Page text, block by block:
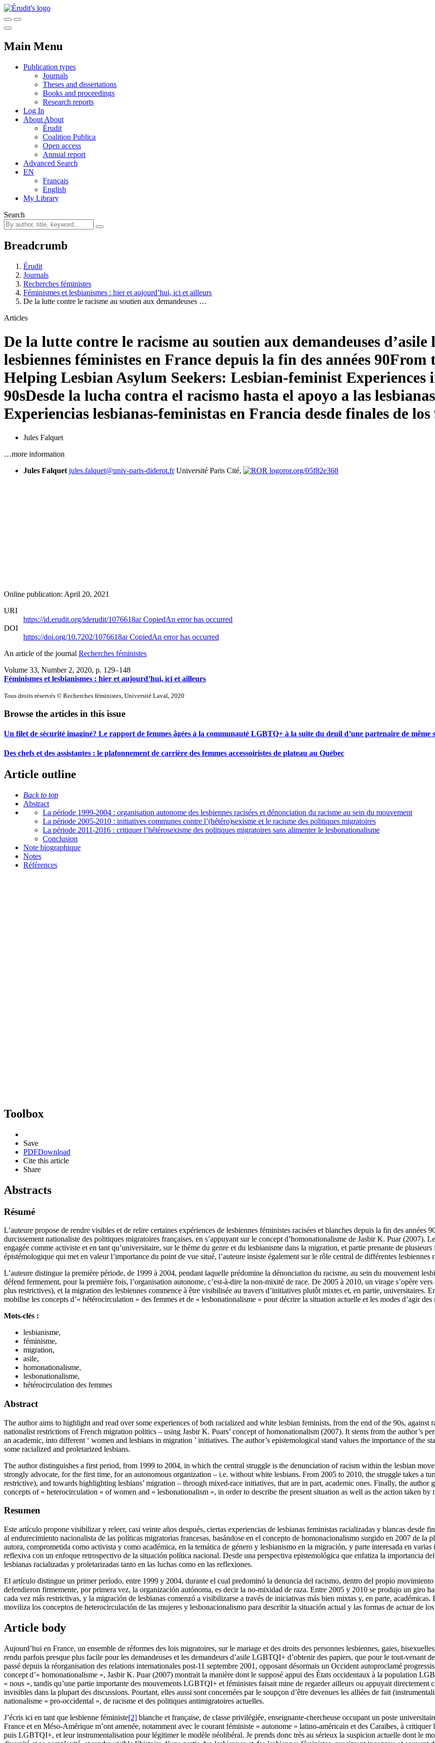
Main Menu
Publication types
Journals
Theses and dissertations
Books and proceedings
Research reports
Log In
About About
Érudit
Coalition Publica
Open access
Annual report
Advanced Search
EN
Français
English
My Library
Search
Breadcrumb
Érudit
Journals
Recherches féministes
Féminismes et lesbianismes : hier et aujourd’hui, ici et ailleurs
De la lutte contre le racisme au soutien aux demandeuses …
Articles
De la lutte contre le racisme au soutien aux demandeuses d’asile
lesbiennes féministes en France depuis la fin des années 90From
Helping Lesbian Asylum Seekers: Lesbian-feminist Experiences
90sDesde la lucha contra el racismo hasta el apoyo a las
Experiencias lesbianas-feministas en Francia desde finales de los
Jules Falquet
…more information
Jules Falquet jules.falquet@univ-paris-diderot.fr Université Paris Cité, ror.org/05f82e368
Online publication: April 20, 2021
URI
https://id.erudit.org/iderudit/1076618arCopiedAn error has occurred
DOI
https://doi.org/10.7202/1076618arCopiedAn error has occurred
An article of the journal Recherches féministes
Volume 33, Number 2, 2020, p. 129–148
Féminismes et lesbianismes : hier et aujourd’hui, ici et ailleurs
Tous droits réservés © Recherches féministes, Université Laval, 2020
Browse the articles in this issue
Un filet de sécurité imaginé? Le rapport de femmes âgées à la communauté LGBTQ+ à la suite du deuil d’une partenaire de même
Des chefs et des assistantes : le plafonnement de carrière des femmes accessoiristes de plateau au Québec
Article outline
Back to top
Abstract
La période 1999-2004 : organisation autonome des lesbiennes racisées et dénonciation du racisme au sein du mouvement
La période 2005-2010 : initiatives communes contre l’(hétéro)sexisme et le racisme des politiques migratoires
La période 2011-2016 : critiquer l’hétérosexisme des politiques migratoires sans alimenter le lesbonationalisme
Conclusion
Note biographique
Notes
Références
Toolbox
Save
PDFDownload
Cite this article
Share
Abstracts
Résumé
L’auteure propose de rendre visibles et de relire certaines expériences de lesbiennes féministes racisées et blanches depuis la fin des années
durcissement nationaliste des politiques migratoires françaises, en s’appuyant sur le concept d’homonationalisme de Jasbir K. Puar (2007).
engagée comme activiste et en tant qu’universitaire, sur le thème du genre et du lesbianisme dans la migration, et partie prenante de
épistémologique qui met en valeur l’importance du point de vue situé, l’auteure insiste également sur le rôle central de différentes lesbiennes
L’auteure distingue la première période, de 1999 à 2004, pendant laquelle prédomine la dénonciation du racisme, au sein du mouvement
défend fermement, pour la première fois, l’organisation autonome, c’est-à-dire la non-mixité de race. De 2005 à 2010, un virage s’opère
plus restrictives), et la migration des lesbiennes commence à être visibilisée au travers d’initiatives plutôt mixtes et, en partie, universitaires.
mobilise les concepts d’« hétérocirculation » des femmes et de « lesbonationalisme » pour décrire la situation actuelle et les modes d’agir
Mots-clés :
lesbianisme,
féminisme,
migration,
asile,
homonationalisme,
lesbonationalisme,
hétérocirculation des femmes
Abstract
The author aims to highlight and read over some experiences of both racialized and white lesbian feminists, from the end of the 90s, against
nationalist restrictions of French migration politics – using Jasbir K. Puars’ concept of homonationalism (2007). It stems from the author’s
an academic, into different ‘ women and lesbians in migration ’ initiatives. The author’s epistemological stand values the importance of the
some racialized and proletarized lesbians.
The author distinguishes a first period, from 1999 to 2004, in which the central struggle is the denunciation of racism within the lesbian
strongly advocate, for the first time, for an autonomous organization – i.e. without white lesbians. From 2005 to 2010, the struggle takes a
restrictive), and towards highlighting lesbians’ migration – through mixed-race initiatives, that are in part, academic ones. Finally, the
concepts of « heterocirculation » of women and « lesbonationalism », in order to describe the present situation as well as the action taken by
Resumen
Este artículo propone visibilizar y releer, casi veinte años después, ciertas experiencias de lesbianas feministas racializadas y blancas desde
al endurecimiento nacionalista de las políticas migratorias francesas, basándose en el concepto de homonacionalismo surgido en 2007 de la
autora, comprometida como activista y como académica, en la temática de género y lesbianismo en la migración, y parte interesada en
reflexiva con un enfoque retrospectivo de la situación política nacional. Desde una perspectiva epistemológica que enfatiza la importancia
lesbianas racializadas y proletarizadas tanto en las luchas como en las reflexiones.
El artículo distingue un primer período, entre 1999 y 2004, durante el cual predominó la denuncia del racismo, dentro del propio
defendieron firmemente, por primera vez, la organización autónoma, es decir la no-mixidad de raza. Entre 2005 y 2010 se produjo un giro
cada vez más restrictivas, y la migración de lesbianas comenzó a visibilizarse a través de iniciativas más bien mixtas y, en parte,
moviliza los conceptos de heterocirculación de las mujeres y lesbonacionalismo para describir la situación actual y las formas de actuar de
Article body
Aujourd’hui en France, un ensemble de réformes des lois migratoires, sur le mariage et des droits des personnes lesbiennes, gaies,
rendu parfois presque plus facile pour les demandeuses et les demandeurs d’asile LGBTQI+ d’obtenir des papiers, que pour le tout-venant
passé depuis la réorganisation des relations internationales post-11 septembre 2001, opposant désormais un Occident autoproclamé
concept d’« homonationalisme », Jasbir K. Puar (2007) montrait la manière dont le supposé appui des États occidentaux à la population
« nous », tandis qu’une partie importante des mouvements LGBTQI+ et féministes faisait mine de regarder ailleurs ou appuyait directement
invisibles dans la plupart des discussions. Pourtant, elles aussi sont concernées par le soupçon d’être devenues les alliées de fait
nationalisme « pro-occidental », de racisme et des politiques antimigratoires actuelles.
J’écris ici en tant que lesbienne féministe[2] blanche et française, de classe privilégiée, enseignante-chercheuse occupant un poste
France et en Méso-Amérique m’ont amenée, notamment avec le courant féministe « autonome » latino-américain et des Caraïbes, à
puis LGBTQI+, et leur instrumentalisation pour légitimer le modèle néolibéral. Je prends donc très au sérieux la suspicion actuelle dont le